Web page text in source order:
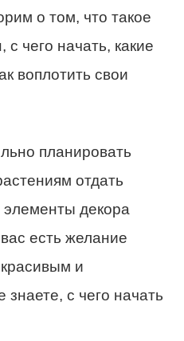
о том, что такое
чего начать, какие
воплотить свои
планировать
отдать
элементы декора
есть желание
и
с чего начать